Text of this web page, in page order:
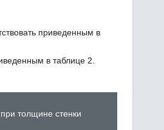
приведенным в
в таблице 2.
толщине стенки